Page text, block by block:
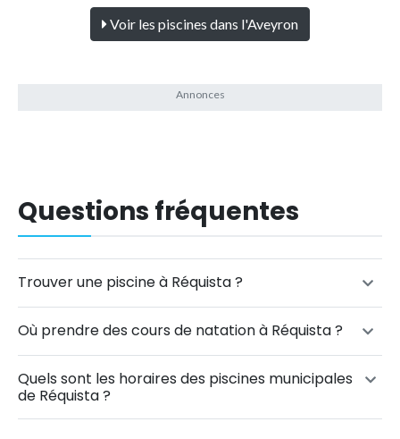
Voir les piscines dans l'Aveyron
Questions fréquentes
Trouver une piscine à Réquista ?
Où prendre des cours de natation à Réquista ?
Quels sont les horaires des piscines municipales
de Réquista ?